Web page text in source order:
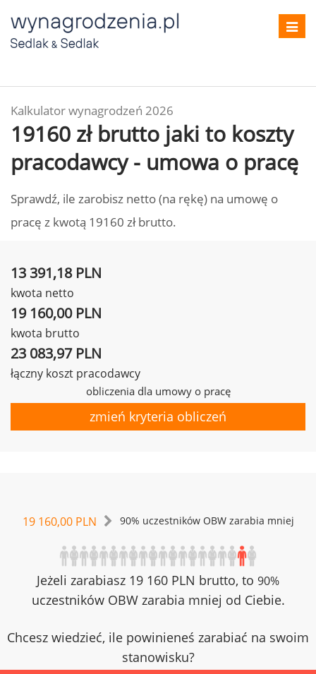
Kalkulator wynagrodzeń 2026
19160 zł brutto jaki to koszty
pracodawcy - umowa o pracę
Sprawdź, ile zarobisz netto (na rękę) na umowę o
pracę z kwotą 19160 zł brutto.
13 391,18 PLN
kwota netto
19 160,00 PLN
kwota brutto
23 083,97 PLN
łączny koszt pracodawcy
obliczenia dla umowy o pracę
zmień kryteria obliczeń
19 160,00 PLN 90% uczestników OBW zarabia mniej
Jeżeli zarabiasz 19 160 PLN brutto, to 90%
uczestników OBW zarabia mniej od Ciebie.
Chcesz wiedzieć, ile powinieneś zarabiać na swoim
stanowisku?